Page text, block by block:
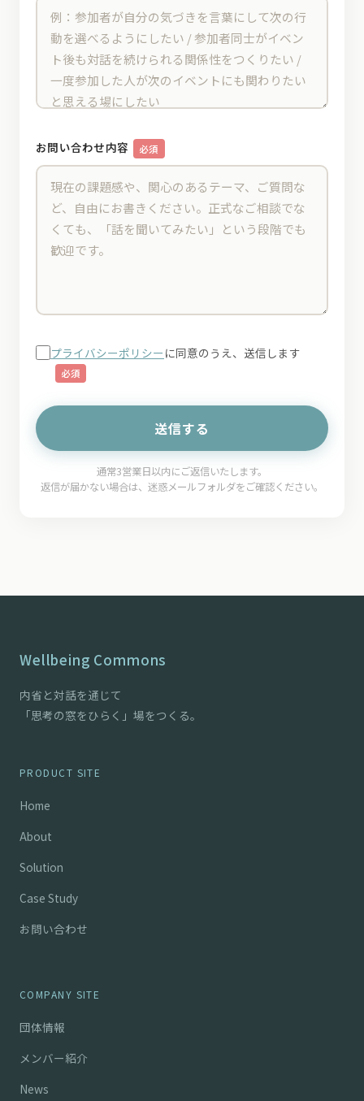
お問い合わせ内容 必須
プライバシーポリシー に同意のうえ、送信します
必須
送信する
通常3営業日以内にご返信いたします。
返信が届かない場合は、迷惑メールフォルダをご確認ください。
Wellbeing Commons
内省と対話を通じて
「思考の窓をひらく」場をつくる。
PRODUCT SITE
Home
About
Solution
Case Study
お問い合わせ
COMPANY SITE
団体情報
メンバー紹介
News